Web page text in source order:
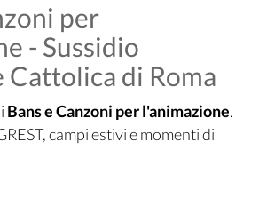
per
- Sussidio
Cattolica di Roma
Bans e Canzoni per l'animazione.
campi estivi e momenti di